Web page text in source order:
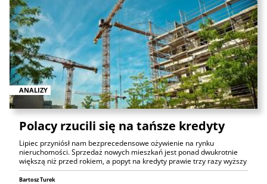
ANALIZY
Polacy rzucili się na tańsze kredyty
Lipiec przyniósł nam bezprecedensowe ożywienie na rynku
nieruchomości. Sprzedaż nowych mieszkań jest ponad dwukrotnie
większą niż przed rokiem, a popyt na kredyty prawie trzy razy wyższy
Bartosz Turek